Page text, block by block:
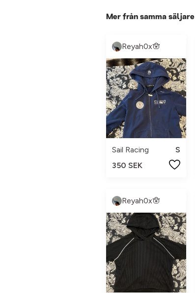
Mer från samma säljare
Reyah0x🪬
Sail Racing
S
350 SEK
Reyah0x🪬